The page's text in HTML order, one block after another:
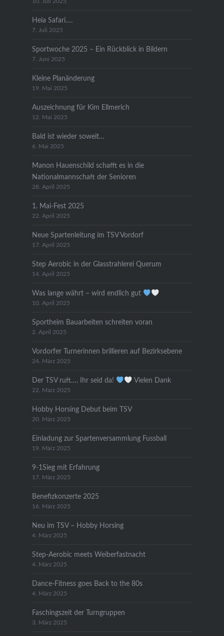
10. Juli 2025
Heia Safari….
7. Juli 2025
Sportwoche 2025 – Ein Rückblick in Bildern
7. Juni 2025
Kleine Planänderung
19. Mai 2025
Auszeichnung für Kim Ellmerich
12. Mai 2025
Bald ist wieder soweit…
6. Mai 2025
Manon Hauenschild schafft es in die
Nationalmannschaft der Senioren
28. April 2025
1. Mai-Fest 2025
22. April 2025
Neue Spartenleitung im TSV Vordorf
17. April 2025
Step Aerobic in der Glasstrahlerei Querum
14. April 2025
Was lange währt – wird endlich gut
10. April 2025
Sportheim Bauarbeiten schreiten voran
2. April 2025
Vordorfer Turnerinnen brillieren auf Bezirksebene
24. März 2025
Der TSV ruft…. Ihr seid da! Vielen Dank
22. März 2025
Hobby Horsing Debut beim TSV
20. März 2025
Einladung zur Spartenversammlung Fussball
19. März 2025
9-1Sieg mit Erfahrung
17. März 2025
Benefizkonzerte 2025
16. März 2025
Neu im TSV – Hobby Horsing
4. März 2025
Step-Aerobic meets Weiberfastnacht
4. März 2025
Dance-Fitness goes Back to the 80s
4. März 2025
Faschingszeit der Turngruppen
3. März 2025